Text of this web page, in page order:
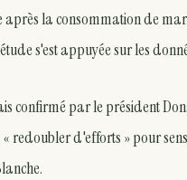
après la consommation de
s'est appuyée sur les
confirmé par le président
redoubler d'efforts » pour